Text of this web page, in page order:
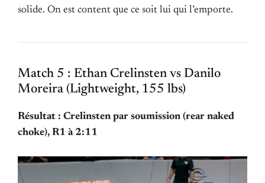
solide. On est content que ce soit lui qui l’emporte.
Match 5 : Ethan Crelinsten vs Danilo
Moreira (Lightweight, 155 lbs)
Résultat : Crelinsten par soumission (rear naked
choke), R1 à 2:11